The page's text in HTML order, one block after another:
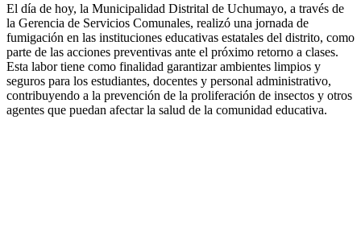
El día de hoy, la Municipalidad Distrital de Uchumayo, a través de
la Gerencia de Servicios Comunales, realizó una jornada de
fumigación en las instituciones educativas estatales del distrito, como
parte de las acciones preventivas ante el próximo retorno a clases.
Esta labor tiene como finalidad garantizar ambientes limpios y
seguros para los estudiantes, docentes y personal administrativo,
contribuyendo a la prevención de la proliferación de insectos y otros
agentes que puedan afectar la salud de la comunidad educativa.